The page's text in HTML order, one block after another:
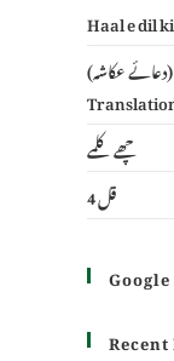
Haal e dil
(دعائے عکاشہ) Dua e Akasha in Arabic with
چھے کلمے
4 قل